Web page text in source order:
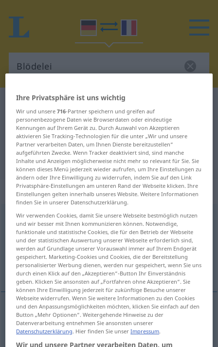
Deutsch-Französisch Wörterbuch
Deutsch-Französisch Übersetzung
für "Blödelei"
"Blödelei" Französisch Übersetzung
„Blödelei“: Femininum
Blödeleif <Blödelei;Blödeleien>
Übersicht aller Übersetzungen
(Für mehr Details die Übersetzung anklicken/antippen)
idioties, conneries
idiotiesfpl Blödelei
conneries fpl Blödelei SL
Ihre Privatsphäre ist uns wichtig
Wir und unsere716-Partner speichern und greifen auf
personenbezogene Daten wie Browserdaten oder eindeutige
Kennungen auf Ihrem Gerät zu. Durch Auswahl von Akzeptieren
aktivieren Sie Tracking-Technologien für die unter „Wir und unsere
Partner verarbeiten Daten, um Ihnen Dienste bereitzustellen“
aufgeführten Zwecke. Wenn Tracker deaktiviert sind, sind manche
Inhalte und Anzeigen möglicherweise nicht mehr so relevant für Sie. Sie
können dieses Menü jederzeit wieder aufrufen, um Ihre Einstellungen zu
ändern oder Ihre Einwilligung zu widerrufen, indem Sie auf den Link
Privatsphäre-Einstellungen am unteren Rand der Webseite klicken. Ihre
Einstellungen gelten innerhalb unseres Website. Weitere Informationen
finden Sie in unserer Datenschutzerklärung.
Wir verwenden Cookies, damit Sie unsere Webseite bestmöglich nutzen
und wir besser mit Ihnen kommunizieren können. Notwendige,
funktionale und statistische Cookies, die für den Betrieb der Webseite
und der statistischen Auswertung unserer Webseite erforderlich sind,
werden auf Grundlage unserer Vorauswahl immer auf Ihrem Endgerät
gespeichert. Marketing-Cookies und Cookies, die der Bereitstellung
personalisierter Werbung dienen, werden nur gespeichert, wenn Sie uns
durch einen Klick auf den „Akzeptieren“-Button Ihr Einverständnis
geben. Klicken Sie ansonsten auf „Fortfahren ohne Akzeptieren“. Sie
können Ihre Einwilligung jederzeit für zukünftige Besuche unserer
Webseite widerrufen. Wenn Sie weitere Informationen zu den Cookies
und den Anpassungsmöglichkeiten möchten, klicken Sie einfach auf den
Button „Mehr Optionen“. Weitergehende Hinweise zu der
Datenverarbeitung entnehmen Sie ansonsten unserer
Datenschutzerklärung. Hier finden Sie unserImpressum.
Wir und unsere Partner verarbeiten Daten, um